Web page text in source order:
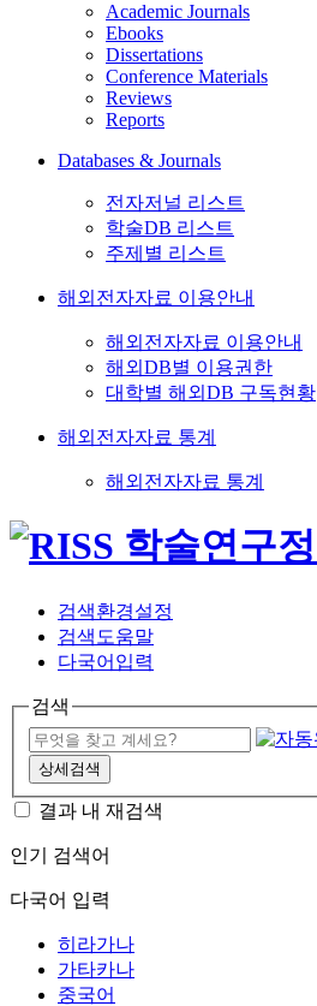
Academic Journals
Ebooks
Dissertations
Conference Materials
Reviews
Reports
Databases & Journals
전자저널 리스트
학술DB 리스트
주제별 리스트
해외전자자료 이용안내
해외전자자료 이용안내
해외DB별 이용권한
대학별 해외DB 구독현황
해외전자자료 통계
해외전자자료 통계
검색환경설정
검색도움말
다국어입력
검색
상세검색
결과 내 재검색
인기 검색어
다국어 입력
히라가나
가타카나
중국어